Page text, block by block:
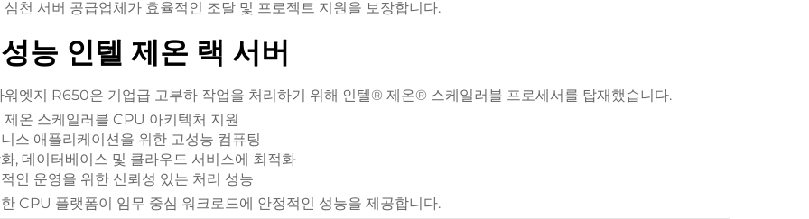
심천 서버 공급업체가 효율적인 조달 및 프로젝트 지원을 보장합니다.
능 인텔 제온 랙 서버
워엣지 R650은 기업급 고부하 작업을 처리하기 위해 인텔® 제온® 스케일러블 프로세서를 탑재했습니다.
제온 스케일러블 CPU 아키텍처 지원
스 애플리케이션을 위한 고성능 컴퓨팅
, 데이터베이스 및 클라우드 서비스에 최적화
인 운영을 위한 신뢰성 있는 처리 성능
CPU 플랫폼이 임무 중심 워크로드에 안정적인 성능을 제공합니다.